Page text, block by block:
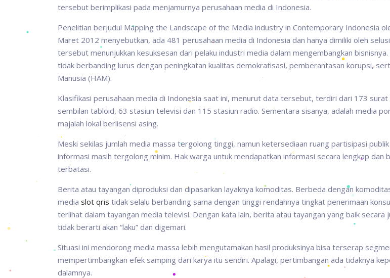
tersebut berimplikasi pada menjamurnya perusahaan media di Indonesia.
Penelitian berjudul Mapping the Landscape of the Media industry in Contemporary Indonesia
Maret 2012 menyebutkan, ada 481 perusahaan media di Indonesia dan hanya dimiliki oleh
tersebut menunjukkan kesuksesan dari pelaku industri media dalam mengembangkan
tidak berbanding lurus dengan peningkatan kualitas demokratisasi, pemberantasan korupsi,
Manusia (HAM).
Klasifikasi perusahaan media di Indonesia saat ini, menurut data tersebut, terdiri dari 173 surat
sembilan tabloid, 63 stasiun televisi dan 115 stasiun radio. Sementara sisanya, adalah media
majalah lokal berlisensi asing.
Meski sekilas jumlah media massa tergolong tinggi, namun ketersediaan ruang partisipasi
informasi masih tergolong minim. Hak warga untuk mendapatkan informasi secara lengkap dan
terbatasi.
Berita atau tayangan diproduksi dan dipasarkan layaknya komoditas. Berbeda dengan
media slot qris tidak selalu berbanding sama dengan tinggi rendahnya tingkat penerimaan
terlihat dalam tayangan media televisi. Dengan kata lain, berita atau tayangan yang baik secara
tidak berarti akan “laku” dan digemari.
Situasi ini mendorong media massa lebih mengutamakan hasil produksinya bisa terserap
mempertimbangkan efek samping dari karya itu sendiri. Apalagi, pertimbangan ada tidaknya
dalamnya.